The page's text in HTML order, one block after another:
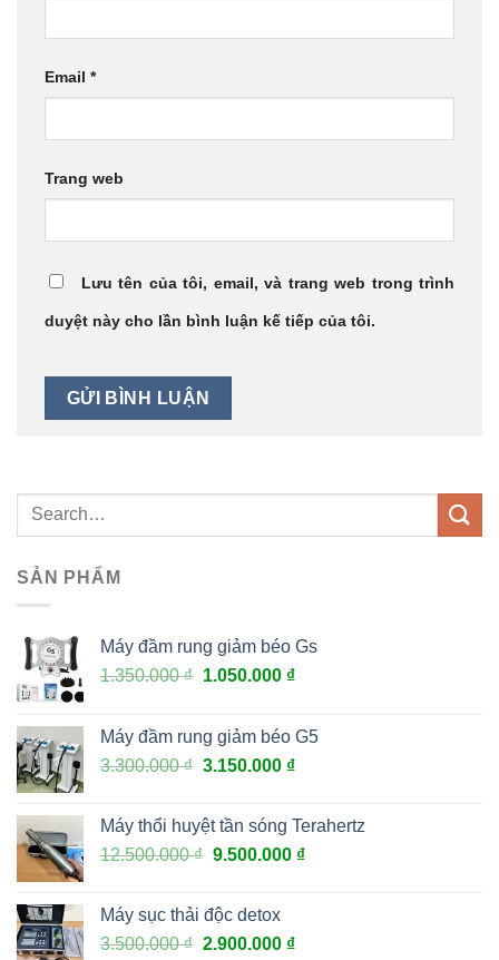
Email *
Trang web
Lưu tên của tôi, email, và trang web trong trình
duyệt này cho lần bình luận kế tiếp của tôi.
SẢN PHẨM
Máy đầm rung giảm béo Gs
1.350.000₫ 1.050.000 ₫
Máy đầm rung giảm béo G5
3.300.000₫ 3.150.000 ₫
Máy thổi huyệt tần sóng Terahertz
12.500.000₫ 9.500.000 ₫
Máy sục thải độc detox
3.500.000₫ 2.900.000 ₫